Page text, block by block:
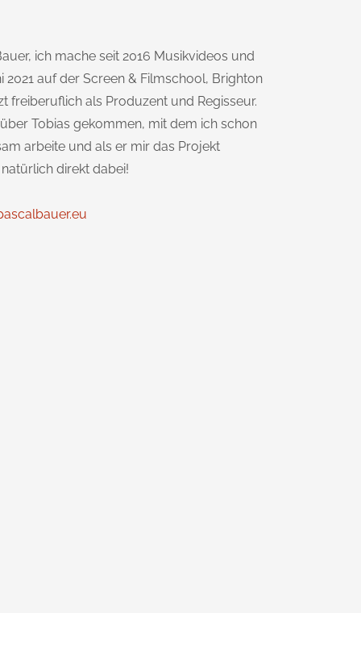
ich mache seit 2016 Musikvideos und
2021 auf der Screen & Filmschool, Brighton
freiberuflich als Produzent und Regisseur.
Tobias gekommen, mit dem ich schon
arbeite und als er mir das Projekt
direkt dabei!